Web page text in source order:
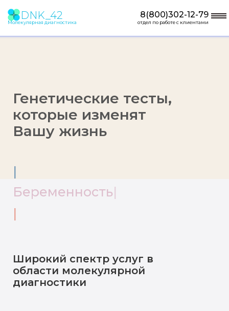
DNK_42 8(800)302-12-79
отдел по работе с клиентами
Молекулярная диагностика
|
Генетические тесты,
которые изменят
Вашу жизнь
Береме|
Он
Широкий спектр услуг в
области молекулярной
диагностики